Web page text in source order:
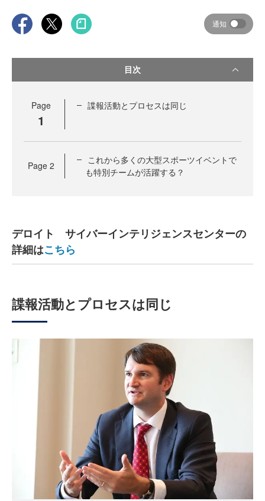
通知
目次
Page
1
諜報活動とプロセスは同じ
Page 2
これから多くの大型スポーツイベントで
も特別チームが活躍する？
デロイト サイバーインテリジェンスセンターの
詳細はこちら
諜報活動とプロセスは同じ